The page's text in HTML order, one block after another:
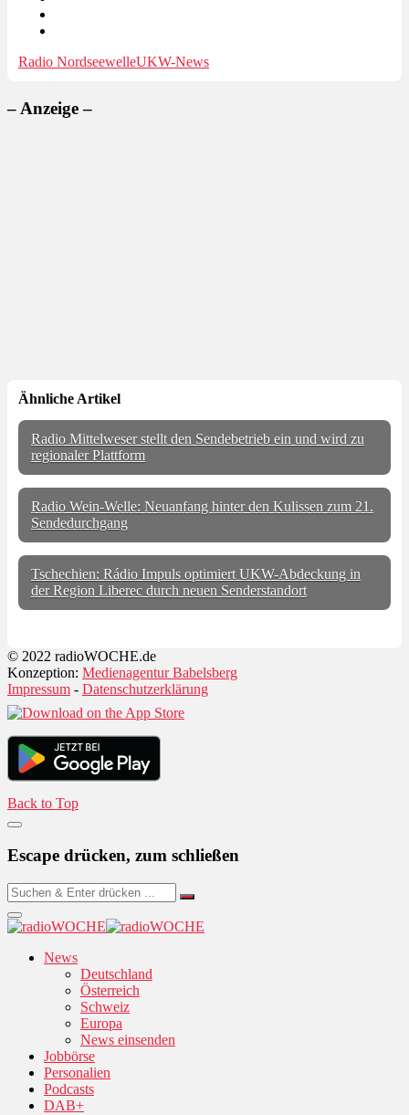
Radio NordseewelleUKW-News
– Anzeige –
Ähnliche Artikel
Radio Mittelweser stellt den Sendebetrieb ein und wird zu
regionaler Plattform
Radio Wein-Welle: Neuanfang hinter den Kulissen zum 21.
Sendedurchgang
Tschechien: Rádio Impuls optimiert UKW-Abdeckung in
der Region Liberec durch neuen Senderstandort
© 2022 radioWOCHE.de
Konzeption: Medienagentur Babelsberg
Impressum - Datenschutzerklärung
Back to Top
Escape drücken, zum schließen
News
Deutschland
Österreich
Schweiz
Europa
News einsenden
Jobbörse
Personalien
Podcasts
DAB+